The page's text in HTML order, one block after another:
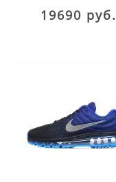
19690 руб.